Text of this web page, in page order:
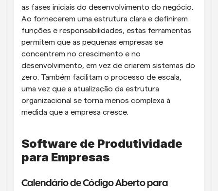
as fases iniciais do desenvolvimento do negócio.
Ao fornecerem uma estrutura clara e definirem
funções e responsabilidades, estas ferramentas
permitem que as pequenas empresas se
concentrem no crescimento e no
desenvolvimento, em vez de criarem sistemas do
zero. Também facilitam o processo de escala,
uma vez que a atualização da estrutura
organizacional se torna menos complexa à
medida que a empresa cresce.
Software de Produtividade
para Empresas
Calendário de Código Aberto para